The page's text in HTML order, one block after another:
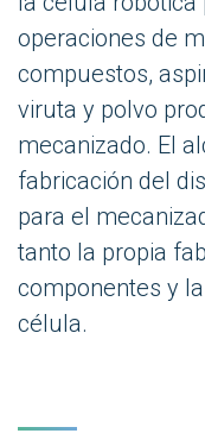
operaciones de
compuestos,
viruta y polvo
mecanizado. El
fabricación del
para el
tanto la propia
componentes y
célula.